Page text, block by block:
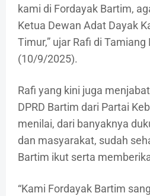
kami di Fordayak Bartim,
Ketua Dewan Adat Dayak
Timur,” ujar Rafi di Tamiang
(10/9/2025).
Rafi yang kini juga
DPRD Bartim dari Partai
menilai, dari banyaknya
dan masyarakat, sudah
Bartim ikut serta
“Kami Fordayak Bartim